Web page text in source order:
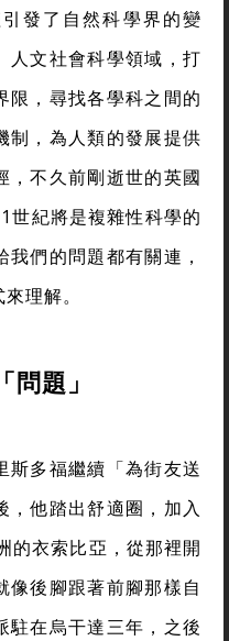
發了自然科學界的變
人文社會科學領域，打
限，尋找各學科之間的
制，為人類的發展提供
，不久前剛逝世的英國
世紀將是複雜性科學的
們的問題都有關連，
理解。
題」
斯多福繼續「為街友送
，他踏出舒適圈，加入
的衣索比亞，從那裡開
像後腳跟著前腳那樣自
駐在烏干達三年，之後